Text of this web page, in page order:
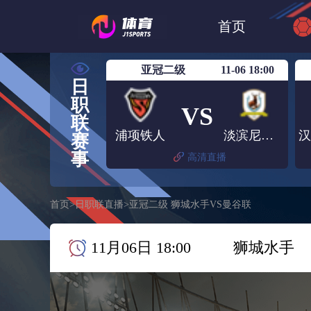
首页
日
日
职
联
赛
事
亚冠二级 11-06 18:00
浦项铁人
VS
淡滨尼流浪者
高清直播
首页 >日职联直播>亚冠二级 狮城水手VS曼谷联
11月06日 18:00 狮城水手